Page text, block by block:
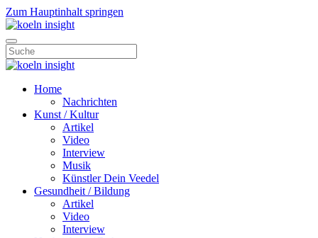
Zum Hauptinhalt springen
Home
Nachrichten
Kunst / Kultur
Artikel
Video
Interview
Musik
Künstler Dein Veedel
Gesundheit / Bildung
Artikel
Video
Interview